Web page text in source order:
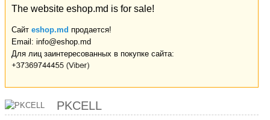
The website eshop.md is for sale!
Сайт eshop.md продается!
Email: info@eshop.md
Для лиц заинтересованных в покупке сайта:
PKCELL